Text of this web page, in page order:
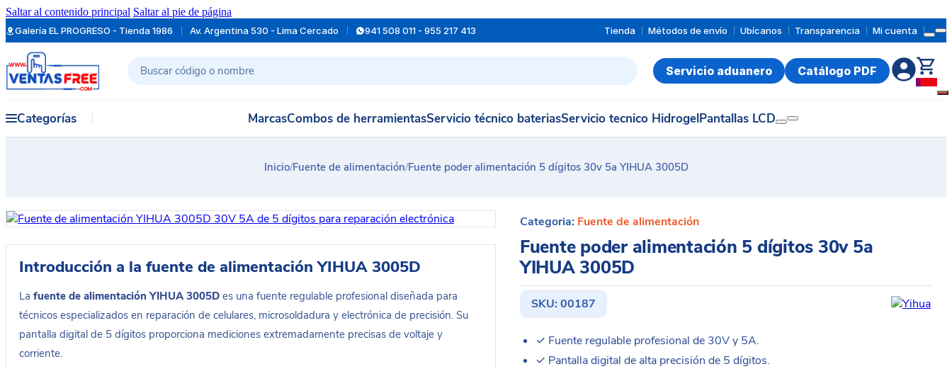
Saltar al contenido principal Saltar al pie de página
Galería EL PROGRESO - Tienda 1986 Av. Argentina 530 - Lima Cercado 941 508 011 - 955 217 413 Tienda Métodos de envío Ubícanos Transparencia Mi cuenta
Buscar Servicio aduanero Catálogo PDF
0
Categorías MarcasCombos de herramientasServicio técnico bateriasServicio tecnico HidrogelPantallas LCD
Inicio/Fuente de alimentación/Fuente poder alimentación 5 dígitos 30v 5a YIHUA 3005D
Categoria: Fuente de alimentación
Fuente poder alimentación 5 dígitos 30v 5a
YIHUA 3005D
SKU: 00187
✓ Fuente regulable profesional de 30V y 5A.
✓ Pantalla digital de alta precisión de 5 dígitos.
Introducción a la fuente de alimentación YIHUA 3005D
La fuente de alimentación YIHUA 3005D es una fuente regulable profesional diseñada para
técnicos especializados en reparación de celulares, microsoldadura y electrónica de precisión. Su
pantalla digital de 5 dígitos proporciona mediciones extremadamente precisas de voltaje y
corriente.